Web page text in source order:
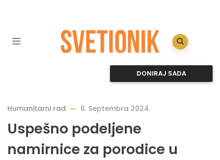
DONIRAJ SADA
Humanitarni rad 6. Septembra 2024.
Uspešno podeljene
namirnice za porodice u